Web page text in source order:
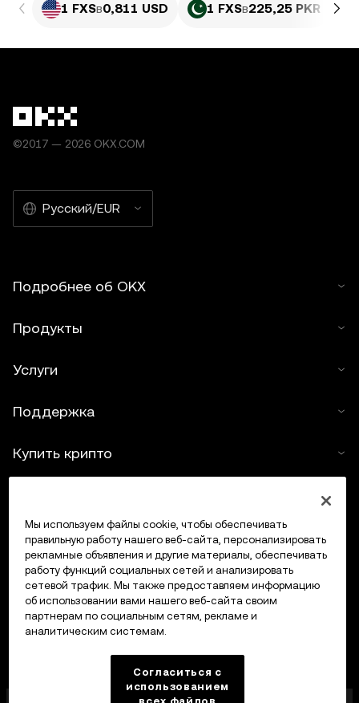
1 FXSв0,811 USD 1 FXSв225,25 PKR
©2017 — 2026 OKX.COM
Русский/EUR
Подробнее об OKX
Продукты
Услуги
Поддержка
Купить крипто
Трейдинг
Мы используем файлы cookie, чтобы обеспечивать
правильную работу нашего веб-сайта, персонализировать
рекламные объявления и другие материалы, обеспечивать
работу функций социальных сетей и анализировать
сетевой трафик. Мы также предоставляем информацию
об использовании вами нашего веб-сайта своим
партнерам по социальным сетям, рекламе и
аналитическим системам.
Согласиться с
использованием